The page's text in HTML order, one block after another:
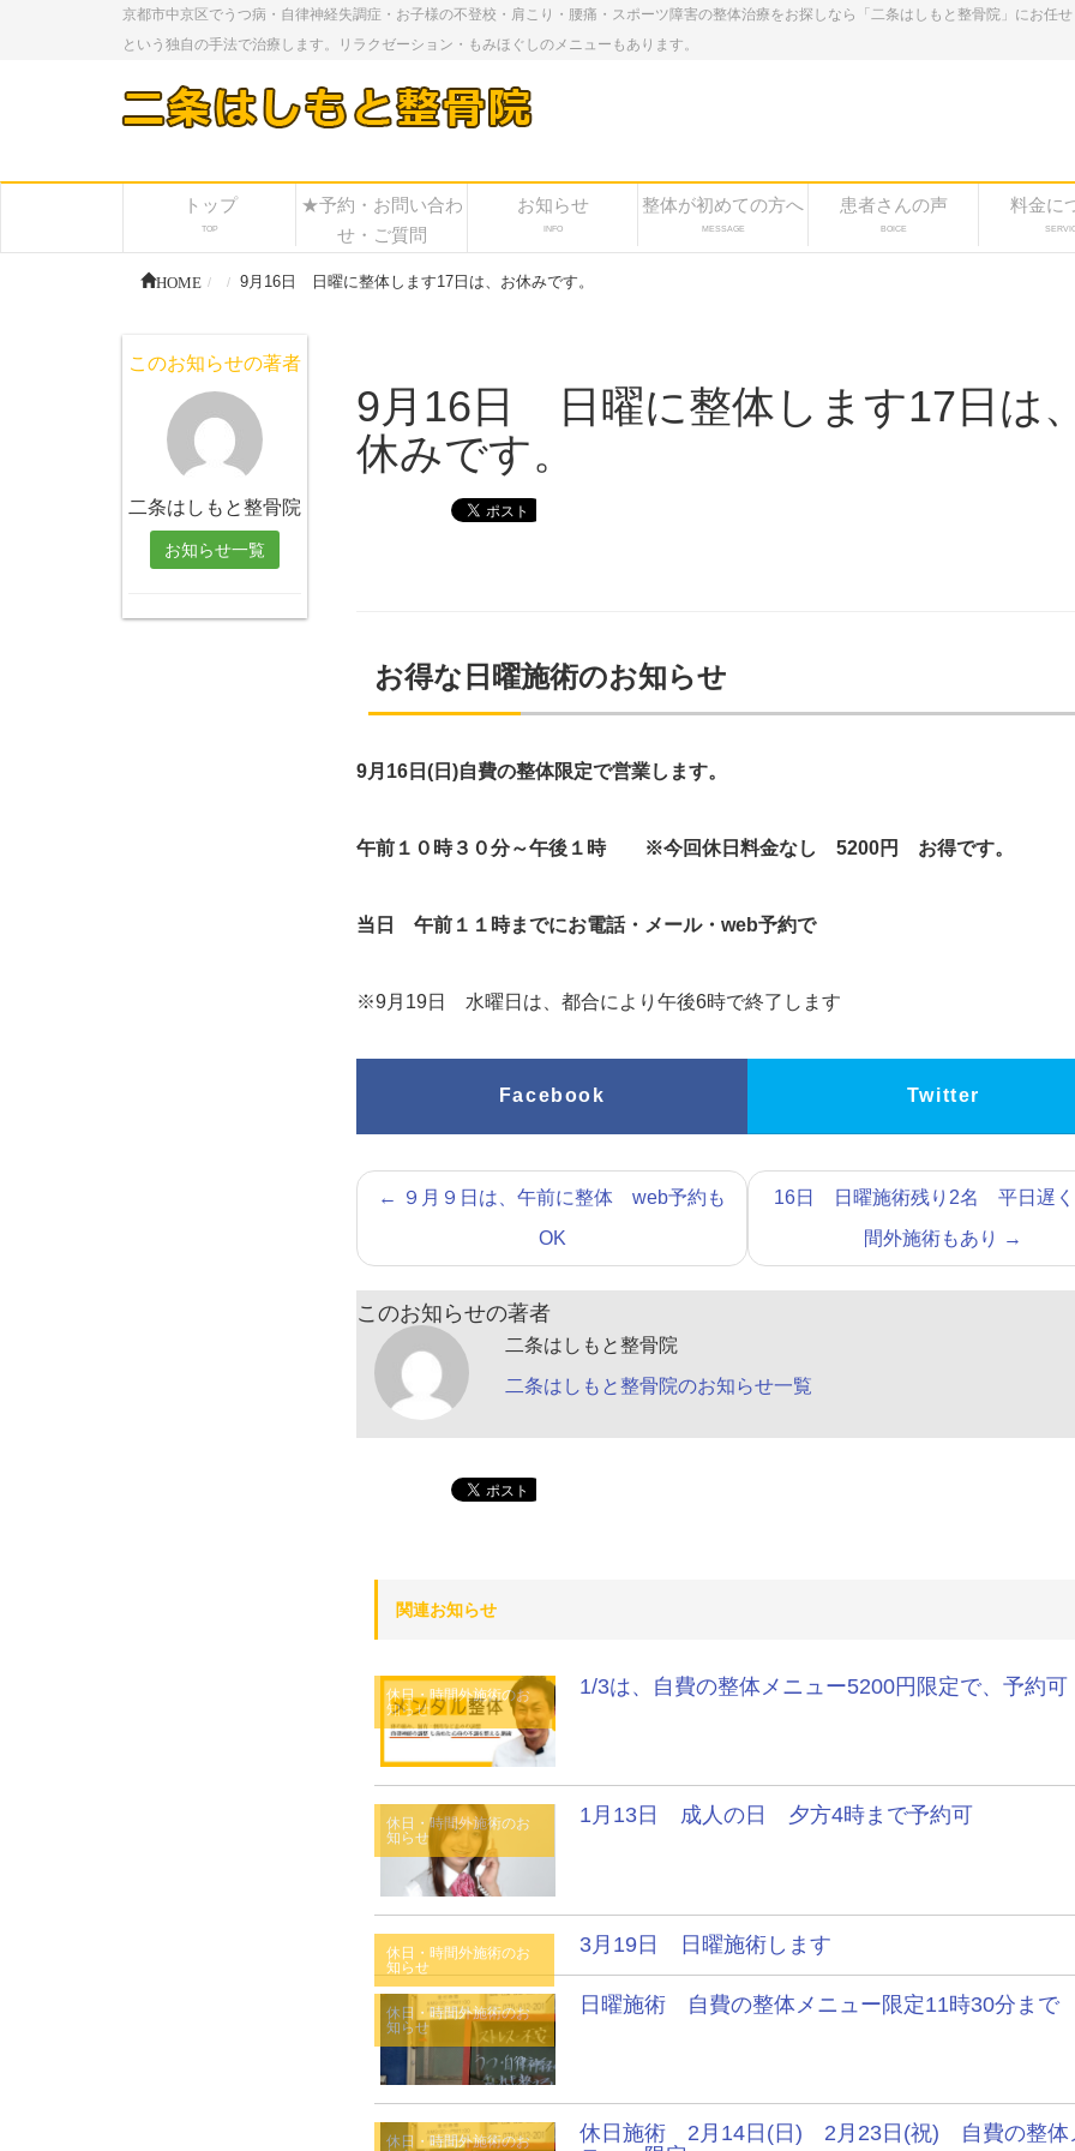
京都市中京区でうつ病・自律神経失調症・お子様の不登校・肩こり・腰痛・スポーツ障害の整体治療をお探しなら「二条はしもと整骨院」にお任
という独自の手法で治療します。リラクゼーション・もみほぐしのメニューもあります。
トップ
TOP
★予約・お問い合わ
せ・ご質問
お知らせ
INFO
整体が初めての方へ
MESSAGE
患者さんの声
BOICE
料金に
HOME 9月16日 日曜に整体します17日は、お休みです。
9月16日 日曜に整体します17日は
休みです。
お得な日曜施術のお知らせ
9月16日(日)自費の整体限定で営業します。
午前１０時３０分～午後１時 ※今回休日料金なし 5200円 お得です。
当日 午前１１時までにお電話・メール・web予約で
※9月19日 水曜日は、都合により午後6時で終了します
Facebook Twitter
←
９月９日は、午前に整体 web予約も
OK
16日 日曜施術残り2名 平日遅
間外施術もあり
→
このお知らせの著者
二条はしもと整骨院
二条はしもと整骨院のお知らせ一覧
関連お知らせ
休日・時間外施術のお
知らせ
1/3は、自費の整体メニュー5200円限定で、予約可
休日・時間外施術のお
知らせ
1月13日 成人の日 夕方4時まで予約可
休日・時間外施術のお
知らせ
3月19日 日曜施術します
休日・時間外施術のお
知らせ
日曜施術 自費の整体メニュー限定11時30分まで
休日・時間外施術のお
休日施術 2月14日(日) 2月23日(祝) 自費の整体
このお知らせの著者
二条はしもと整骨院
お知らせ一覧